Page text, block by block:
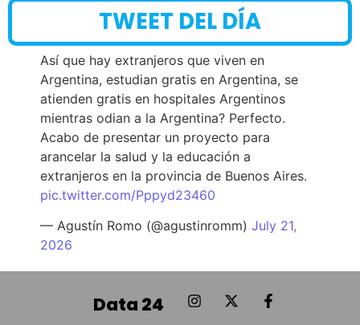
TWEET DEL DÍA
Así que hay extranjeros que viven en
Argentina, estudian gratis en Argentina, se
atienden gratis en hospitales Argentinos
mientras odian a la Argentina? Perfecto.
Acabo de presentar un proyecto para
arancelar la salud y la educación a
extranjeros en la provincia de Buenos Aires.
pic.twitter.com/Pppyd23460
— Agustín Romo (@agustinromm) July 21,
2026
Data 24